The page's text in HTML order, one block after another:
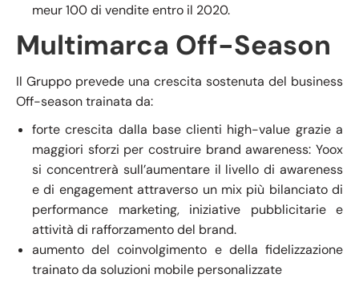
meur 100 di vendite entro il 2020.
Multimarca Off-Season
Il Gruppo prevede una crescita sostenuta del business
Off-season trainata da:
forte crescita dalla base clienti high-value grazie a
maggiori sforzi per costruire brand awareness: Yoox
si concentrerà sull’aumentare il livello di awareness
e di engagement attraverso un mix più bilanciato di
performance marketing, iniziative pubblicitarie e
attività di rafforzamento del brand.
aumento del coinvolgimento e della fidelizzazione
trainato da soluzioni mobile personalizzate